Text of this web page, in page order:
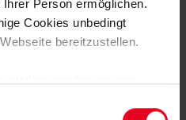
Person ermöglichen.
Cookies unbedingt
bereitzustellen.
T-Shirt "Fischerhut" grau
(2)